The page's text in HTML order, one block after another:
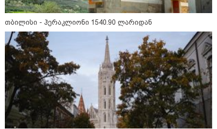
19:30 / 06-08-2026
გიგა ავალიანის საქმეზე ნია
იმნაძეს და ანასტასია
ბერუაშვილს ბრალდება
წარუდგინეს
15:54 / 06-08-2026
"ბრალი არის აბურდული -
სამწუხაროა, რომ სრულიად
უდანაშაულო ბავშვის ცხოვრება
დაანგრიეს"- გიგა ავალიანის
საქმეზე დაკავებული ანასტასია
ბერუაშვილის ადვოკატი
თბილისი - ჰერაკლიონი 1540.90 ლარიდან